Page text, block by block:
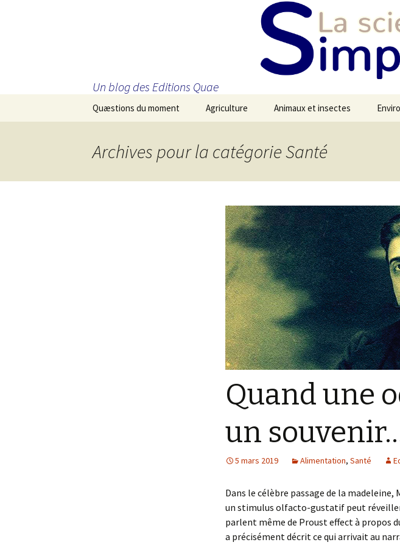
Un blog des Editions Quae
Aller
principal
Quæstions du moment Agriculture Animaux et insectes
Archives pour la catégorie Santé
Quand une
un
5 mars 2019 Alimentation, Santé
Dans le célèbre passage de la
un stimulus olfacto-gustatif peut réveiller
parlent même de Proust effect à propos
a précisément décrit ce qui arrivait au